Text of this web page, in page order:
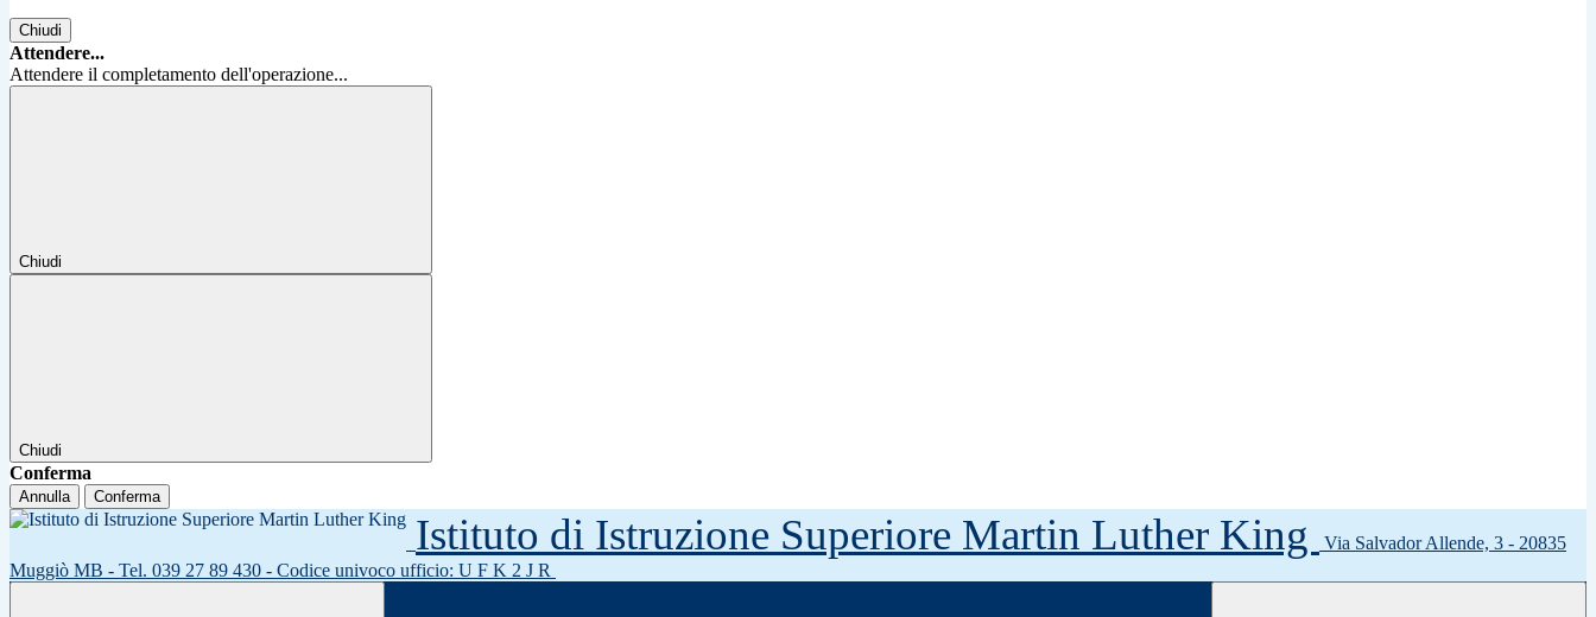
Chiudi
Attendere...
Attendere il completamento dell'operazione...
Chiudi
Chiudi
Conferma
Annulla Conferma
Istituto di Istruzione Superiore Martin Luther King
Via Salvador Allende, 3 - 20835
Muggiò MB - Tel. 039 27 89 430 - Codice univoco ufficio: U F K 2 J R